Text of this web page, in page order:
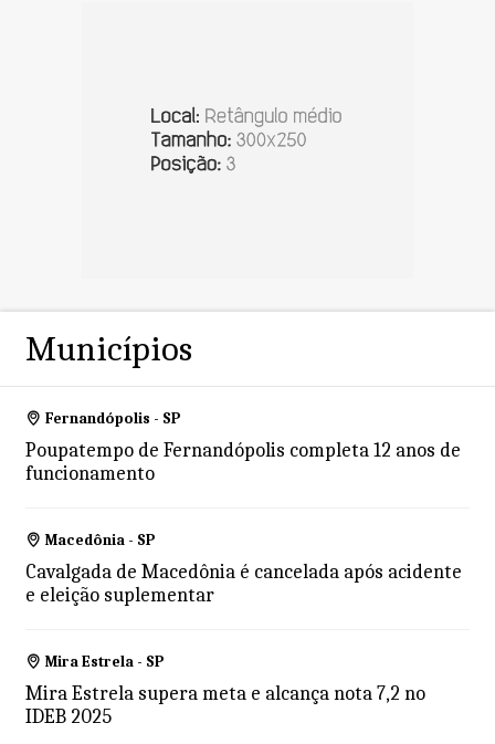
Municípios
Fernandópolis - SP
Poupatempo de Fernandópolis completa 12 anos de
funcionamento
Macedônia - SP
Cavalgada de Macedônia é cancelada após acidente
e eleição suplementar
Mira Estrela - SP
Mira Estrela supera meta e alcança nota 7,2 no
IDEB 2025